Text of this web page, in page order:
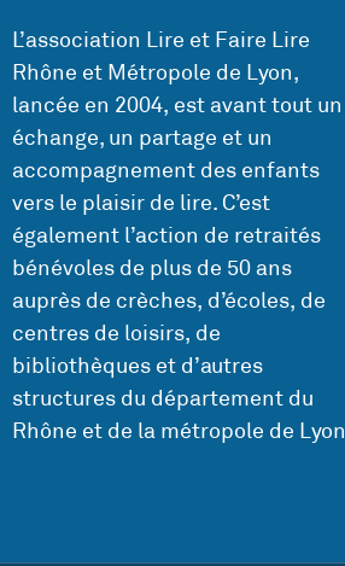
L’association Lire et Faire Lire
Rhône et Métropole de Lyon,
lancée en 2004, est avant tout un
échange, un partage et un
accompagnement des enfants
vers le plaisir de lire. C’est
également l’action de retraités
bénévoles de plus de 50 ans
auprès de crèches, d’écoles, de
centres de loisirs, de
bibliothèques et d’autres
structures du département du
Rhône et de la métropole de Lyon